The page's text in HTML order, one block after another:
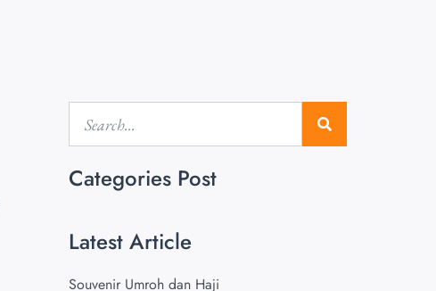
Categories Post
Latest Article
Souvenir Umroh dan Haji